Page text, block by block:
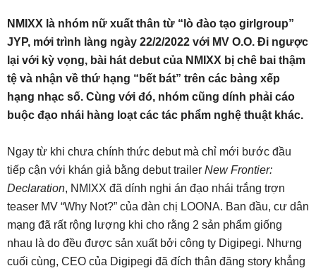
NMIXX là nhóm nữ xuất thân từ “lò đào tạo girlgroup”
JYP, mới trình làng ngày 22/2/2022 với MV O.O. Đi ngược
lại với kỳ vọng, bài hát debut của NMIXX bị chê bai thậm
tệ và nhận về thứ hạng “bết bát” trên các bảng xếp
hạng nhạc số. Cùng với đó, nhóm cũng dính phải cáo
buộc đạo nhái hàng loạt các tác phẩm nghệ thuật khác.
Ngay từ khi chưa chính thức debut mà chỉ mới bước đầu
tiếp cận với khán giả bằng debut trailer New Frontier:
Declaration, NMIXX đã dính nghi án đạo nhái trắng trợn
teaser MV “Why Not?” của đàn chị LOONA. Ban đầu, cư dân
mạng đã rất rộng lượng khi cho rằng 2 sản phẩm giống
nhau là do đều được sản xuất bởi công ty Digipegi. Nhưng
cuối cùng, CEO của Digipegi đã đích thân đăng story khẳng